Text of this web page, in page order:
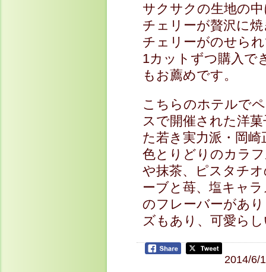
サクサクの生地の
チェリーが贅沢に
チェリーがのせら
1カットずつ購入で
もお薦めです。
こちらのホテルで
スで開催された洋
た若き実力派・岡崎
色とりどりのカラ
や抹茶、ピスタチ
ーブと苺、塩キャ
のフレーバーがあ
ズもあり、可愛ら
2014/6/